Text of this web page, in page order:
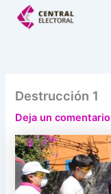
Destrucción 1
Deja un comentario